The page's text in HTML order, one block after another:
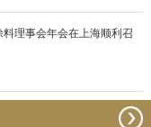
料理事会年会在上海顺利召